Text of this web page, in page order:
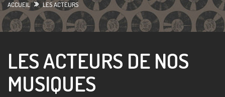
ACCUEIL LES ACTEURS
LES ACTEURS DE NOS
MUSIQUES